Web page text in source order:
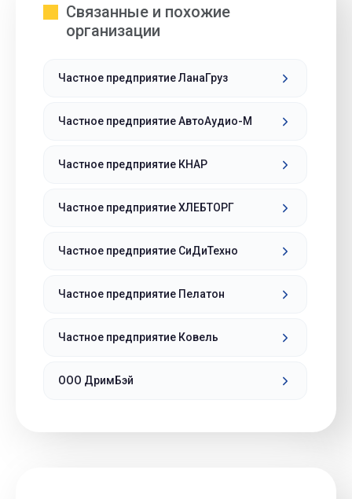
Связанные и похожие
организации
Частное предприятие ЛанаГруз
Частное предприятие АвтоАудио-М
Частное предприятие КНАР
Частное предприятие ХЛЕБТОРГ
Частное предприятие СиДиТехно
Частное предприятие Пелатон
Частное предприятие Ковель
ООО ДримБэй